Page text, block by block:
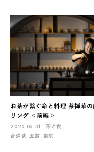
お茶が繋ぐ命と料理 茶禅華
リング ＜前編＞
2020.03.31
茶と食
台湾茶 玉露 東京